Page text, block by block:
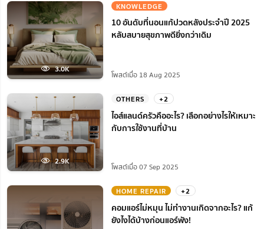
3.0K
KNOWLEDGE
10 อันดับที่นอนแก้ปวดหลังประจำปี 2025
หลับสบายสุขภาพดียิ่งกว่าเดิม
โพสต์เมื่อ 18 Aug 2025
2.9K
OTHERS +2
ไอส์แลนด์ครัวคืออะไร? เลือกอย่างไรให้เหมาะ
กับการใช้งานที่บ้าน
โพสต์เมื่อ 07 Sep 2025
HOME REPAIR +2
คอมแอร์ไม่หมุน ไม่ทํางานเกิดจากอะไร? แก้
ยังไงได้บ้างก่อนแอร์พัง!